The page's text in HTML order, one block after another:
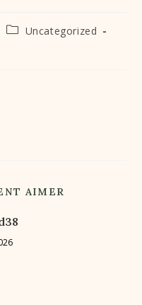
Uncategorized
AIMER